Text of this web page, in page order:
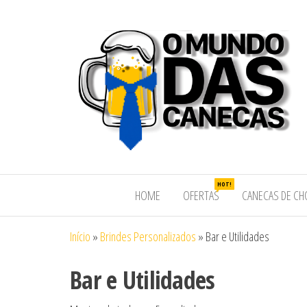
HOME OFERTAS
HOT!
CANECAS DE
Início » Brindes Personalizados » Bar e Utilidades
Bar e Utilidades